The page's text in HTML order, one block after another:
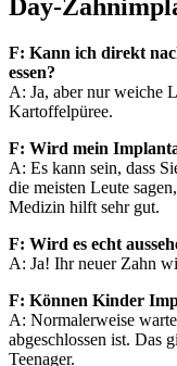
Day-
F: Kann ich direkt
essen?
A: Ja, aber nur weiche
Kartoffelpüree.
F: Wird mein
A: Es kann sein, dass
die meisten Leute
Medizin hilft sehr gut.
F: Wird es echt
A: Ja! Ihr neuer Zahn
F: Können Kinder
A: Normalerweise
abgeschlossen ist. Das
Teenager.